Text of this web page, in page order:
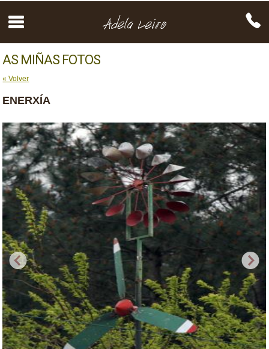
AS MIÑAS FOTOS
« Volver
ENERXÍA